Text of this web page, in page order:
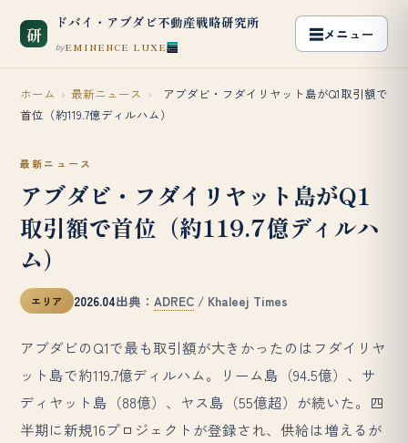
研
ドバイ・アブダビ不動産戦略研究所
byEMINENCE LUXE
ホーム › 最新ニュース ›
アブダビ・フダイリヤット島がQ1取引額で
首位（約119.7億ディルハム）
最新ニュース
アブダビ・フダイリヤット島がQ1
取引額で首位（約119.7億ディルハ
ム）
エリア 2026.04出典： ADREC/ Khaleej Times
アブダビのQ1で最も取引額が大きかったのはフダイリヤ
ット島で約119.7億ディルハム。リーム島（94.5億）、サ
ディヤット島（88億）、ヤス島（55億超）が続いた。四
半期に新規16プロジェクトが登録され、供給は増えるが